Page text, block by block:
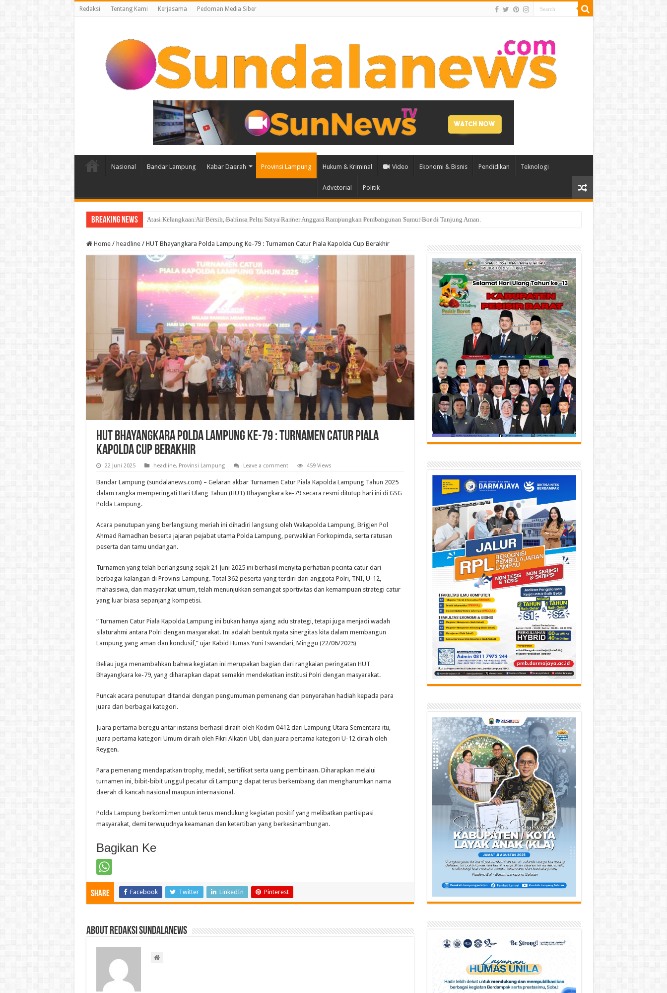
Redaksi Tentang Kami Kerjasama Pedoman Media Siber
Nasional Bandar Lampung Kabar Daerah Provinsi Lampung Hukum & Kriminal Video Ekonomi & Bisnis Pendidikan Teknologi
Advetorial Politik
Breaking News Atasi Kelangkaan Air Bersih, Babinsa Peltu Satya Ranner Anggara Rampungkan Pembangunan Sumur Bor di Tanjung Aman.
Home / headline / HUT Bhayangkara Polda Lampung Ke-79 : Turnamen Catur Piala Kapolda Cup Berakhir
HUT Bhayangkara Polda Lampung Ke-79 : Turnamen Catur Piala
Kapolda Cup Berakhir
22 Juni 2025 headline, Provinsi Lampung Leave a comment 459 Views
Bandar Lampung (sundalanews.com) – Gelaran akbar Turnamen Catur Piala Kapolda Lampung Tahun 2025
dalam rangka memperingati Hari Ulang Tahun (HUT) Bhayangkara ke-79 secara resmi ditutup hari ini di GSG
Polda Lampung.
Acara penutupan yang berlangsung meriah ini dihadiri langsung oleh Wakapolda Lampung, Brigjen Pol
Ahmad Ramadhan beserta jajaran pejabat utama Polda Lampung, perwakilan Forkopimda, serta ratusan
peserta dan tamu undangan.
Turnamen yang telah berlangsung sejak 21 Juni 2025 ini berhasil menyita perhatian pecinta catur dari
berbagai kalangan di Provinsi Lampung. Total 362 peserta yang terdiri dari anggota Polri, TNI, U-12,
mahasiswa, dan masyarakat umum, telah menunjukkan semangat sportivitas dan kemampuan strategi catur
yang luar biasa sepanjang kompetisi.
“Turnamen Catur Piala Kapolda Lampung ini bukan hanya ajang adu strategi, tetapi juga menjadi wadah
silaturahmi antara Polri dengan masyarakat. Ini adalah bentuk nyata sinergitas kita dalam membangun
Lampung yang aman dan kondusif,” ujar Kabid Humas Yuni Iswandari, Minggu (22/06/2025)
Beliau juga menambahkan bahwa kegiatan ini merupakan bagian dari rangkaian peringatan HUT
Bhayangkara ke-79, yang diharapkan dapat semakin mendekatkan institusi Polri dengan masyarakat.
Puncak acara penutupan ditandai dengan pengumuman pemenang dan penyerahan hadiah kepada para
juara dari berbagai kategori.
Juara pertama beregu antar instansi berhasil diraih oleh Kodim 0412 dari Lampung Utara Sementara itu,
juara pertama kategori Umum diraih oleh Fikri Alkatiri Ubl, dan juara pertama kategori U-12 diraih oleh
Reygen.
Para pemenang mendapatkan trophy, medali, sertifikat serta uang pembinaan. Diharapkan melalui
turnamen ini, bibit-bibit unggul pecatur di Lampung dapat terus berkembang dan mengharumkan nama
daerah di kancah nasional maupun internasional.
Polda Lampung berkomitmen untuk terus mendukung kegiatan positif yang melibatkan partisipasi
masyarakat, demi terwujudnya keamanan dan ketertiban yang berkesinambungan.
Bagikan Ke
Share Facebook Twitter LinkedIn Pinterest
About Redaksi Sundalanews